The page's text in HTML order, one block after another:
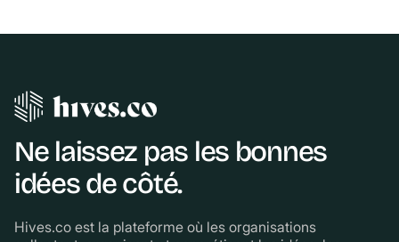
Ne laissez pas les bonnes
idées de côté.
Hives.co est la plateforme où les organisations